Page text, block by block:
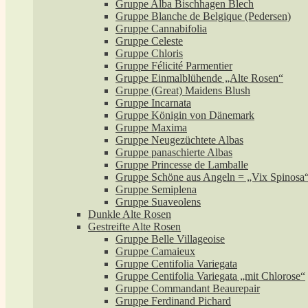
Gruppe Alba Bischhagen Blech
Gruppe Blanche de Belgique (Pedersen)
Gruppe Cannabifolia
Gruppe Celeste
Gruppe Chloris
Gruppe Félicité Parmentier
Gruppe Einmalblühende „Alte Rosen“
Gruppe (Great) Maidens Blush
Gruppe Incarnata
Gruppe Königin von Dänemark
Gruppe Maxima
Gruppe Neugezüchtete Albas
Gruppe panaschierte Albas
Gruppe Princesse de Lamballe
Gruppe Schöne aus Angeln = „Vix
Gruppe Semiplena
Gruppe Suaveolens
Dunkle Alte Rosen
Gestreifte Alte Rosen
Gruppe Belle Villageoise
Gruppe Camaieux
Gruppe Centifolia Variegata
Gruppe Centifolia Variegata „mit Chlorose“
Gruppe Commandant Beaurepair
Gruppe Ferdinand Pichard